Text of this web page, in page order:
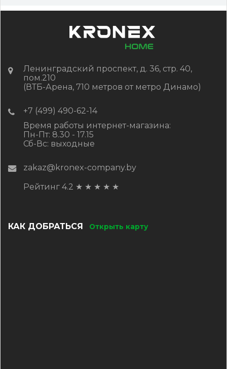
КУПИТЬ
Ленинградский проспект, д. 36, стр. 40,
пом.210
(ВТБ-Арена, 710 метров от метро Динамо)
+7 (499) 490-62-14
Время работы интернет-магазина:
Пн-Пт: 8.30 - 17.15
Сб-Вс: выходные
zakaz@kronex-company.by
Рейтинг 4.2 ★ ★ ★ ★ ★
КАК ДОБРАТЬСЯ Открыть карту